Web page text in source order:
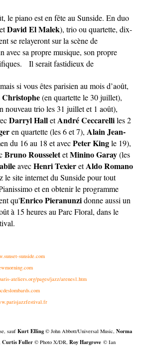
le piano est en fête au Sunside. En duo
etDavid El Malek), trio ou quartette, dix-
se relayeront sur la scène de
avec sa propre musique, son propre
Il serait fastidieux de
si vous êtes parisien au mois d’août,
(en quartette le 30 juillet),
nouveau trio les 31 juillet et 1 août),
Darryl HalletAndré Ceccarelliles 2
en quartette (les 6 et 7), Alain Jean-
du 16 au 18 et avecPeter Kingle 19),
Bruno RousseletetMinino Garay(les
avecHenri TexieretAldo Romano
le site internet du Sunside pour tout
et en obtenir le programme
qu'Enrico Pieranunzidonne aussi un
à 15 heures au Parc Floral, dans le
sunside.com
ateliers.org/pages/jazz/arenes1.htm
sauf Kurt Elling © John Abbott/Universal Music, Norma
Curtis Fuller © Photo X/DR, Roy Hargrove © Ian